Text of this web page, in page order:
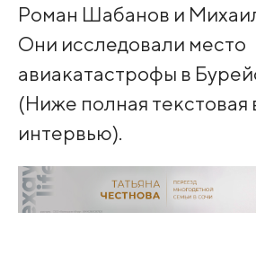
Роман Шабанов и
Они исследовали место
авиакатастрофы в
(Ниже полная текстовая
интервью).